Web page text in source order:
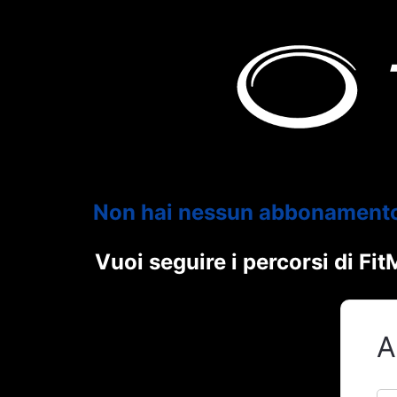
Non hai nessun
Vuoi seguire i percorsi di